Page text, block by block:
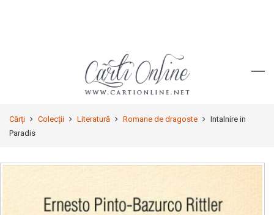
Cărți Colecții Literatură Romane de dragoste
Intalnire in
Paradis